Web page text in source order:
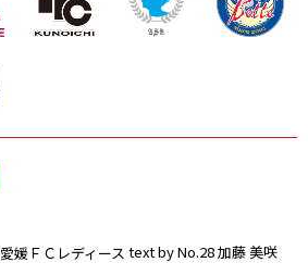
愛媛ＦＣレディース text by No.28 加藤 美咲